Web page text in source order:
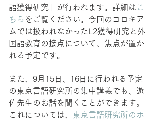
語獲得研究」が行われます。詳細は こ
ちら をご覧ください。今回のコロキア
ムでは扱われなかったL2獲得研究と外
国語教育の接点について、焦点が置か
れる予定です。
また、9月15日、16日に行われる予定
の東京言語研究所の集中講義でも、遊
佐先生のお話を聞くことができます。
これについては、 東京言語研究所のホ